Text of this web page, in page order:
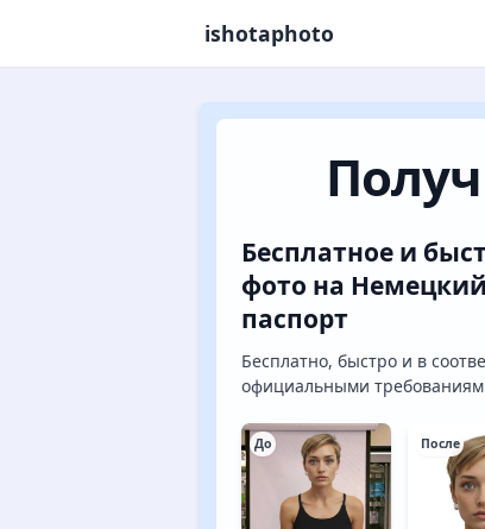
ishotaphoto
Бесплатное и
фото на Немецкий
паспорт
Бесплатно, быстро и в
официальными
До После